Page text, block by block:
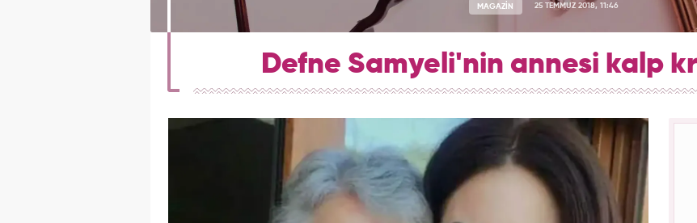
MAGAZİN 25 TEMMUZ 2018, 11:46
Defne Samyeli'nin annesi kalp